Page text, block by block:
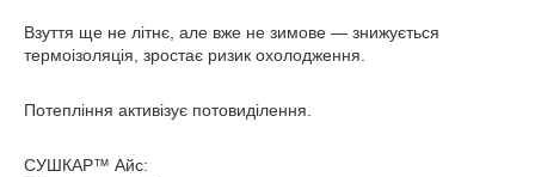
Взуття ще не літнє, але вже не зимове — знижується
термоізоляція, зростає ризик охолодження.
Потепління активізує потовиділення.
СУШКАР™ Айс: